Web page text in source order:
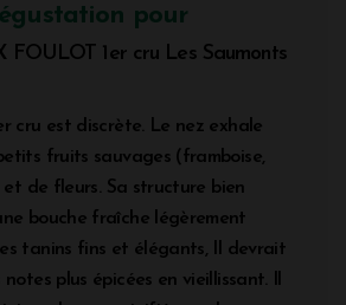
pour
FOULOT 1er cru Les Saumonts
cru est discrète. Le nez exhale
fruits sauvages (framboise,
et de fleurs. Sa structure bien
bouche fraîche légèrement
tanins fins et élégants, Il devrait
plus épicées en vieillissant. Il